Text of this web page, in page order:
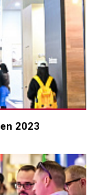
2023